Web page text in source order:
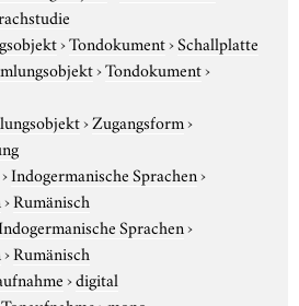
›Tondokument›Schallplatte
›Tondokument›
›Zugangsform›
›Indogermanische Sprachen›
›Rumänisch
Sprachen›
›Rumänisch
›digital